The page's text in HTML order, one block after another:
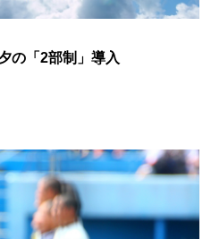
の「2部制」導入